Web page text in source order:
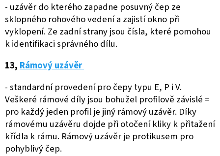
- uzávěr do kterého zapadne posuvný čep ze
sklopného rohového vedení a zajistí okno při
vyklopení. Ze zadní strany jsou čísla, které pomohou
k identifikaci správného dílu.
13, Rámový uzávěr
- standardní provedení pro čepy typu E, P i V.
Veškeré rámové díly jsou bohužel profilově závislé =
pro každý jeden profil je jiný rámový uzávěr. Díky
rámovému uzávěru dojde při otočení kliky k přitažení
křídla k rámu. Rámový uzávěr je protikusem pro
pohyblivý čep.